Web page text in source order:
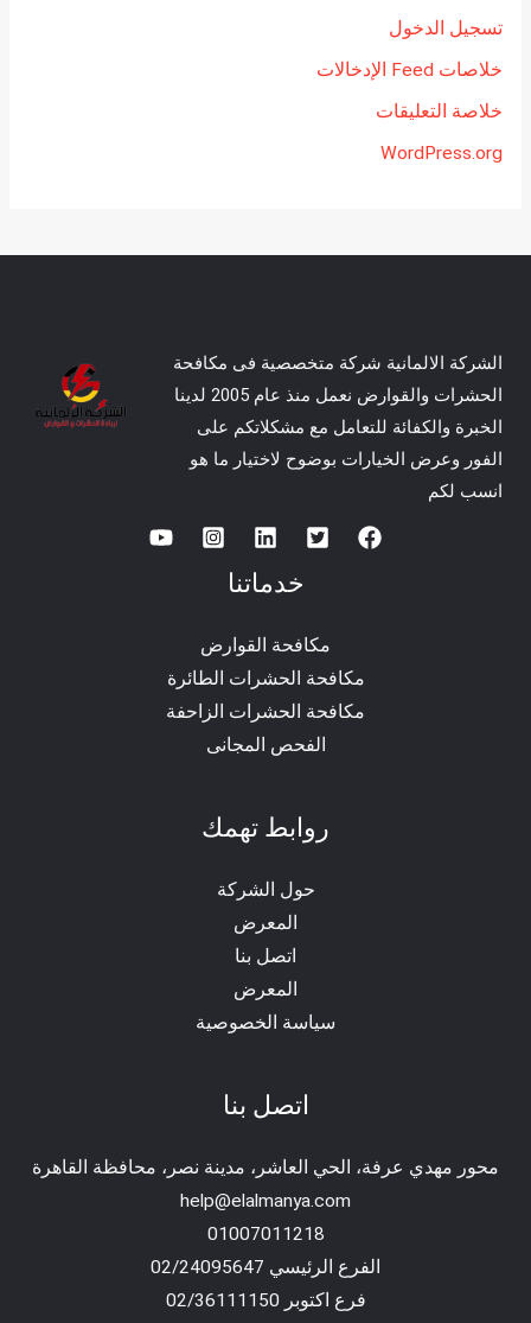
تسجيل الدخول
خلاصات Feed الإدخالات
خلاصة التعليقات
WordPress.org
الشركة الالمانية شركة متخصصية فى مكافحة
الحشرات والقوارض نعمل منذ عام 2005 لدينا
الخبرة والكفائة للتعامل مع مشكلاتكم على
الفور وعرض الخيارات بوضوح لاختيار ما هو
انسب لكم
خدماتنا
مكافحة القوارض
مكافحة الحشرات الطائرة
مكافحة الحشرات الزاحفة
الفحص المجانى
روابط تهمك
حول الشركة
المعرض
اتصل بنا
المعرض
سياسة الخصوصية
اتصل بنا
محور مهدي عرفة، الحي العاشر، مدينة نصر، محافظة القاهرة‬
help@elalmanya.com
01007011218
الفرع الرئيسي 02/24095647
فرع اكتوبر 02/36111150